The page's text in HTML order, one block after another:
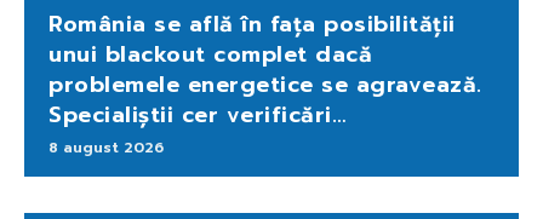
România se află în fața posibilității
unui blackout complet dacă
problemele energetice se agravează.
Specialiștii cer verificări…
8 august 2026